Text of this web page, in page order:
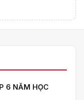
6 NĂM HỌC